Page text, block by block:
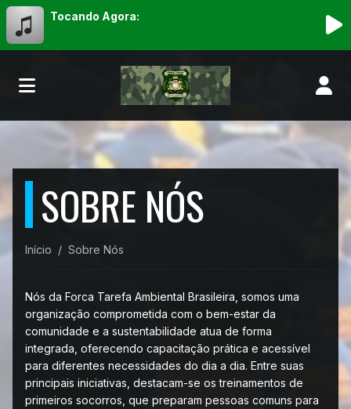
Tocando Agora:
SOBRE NÓS
Início Sobre Nós
Nós da Forca Tarefa Ambiental Brasileira, somos uma
organização comprometida com o bem-estar da
comunidade e a sustentabilidade atua de forma
integrada, oferecendo capacitação prática e acessível
para diferentes necessidades do dia a dia. Entre suas
principais iniciativas, destacam-se os treinamentos de
primeiros socorros, que preparam pessoas comuns para